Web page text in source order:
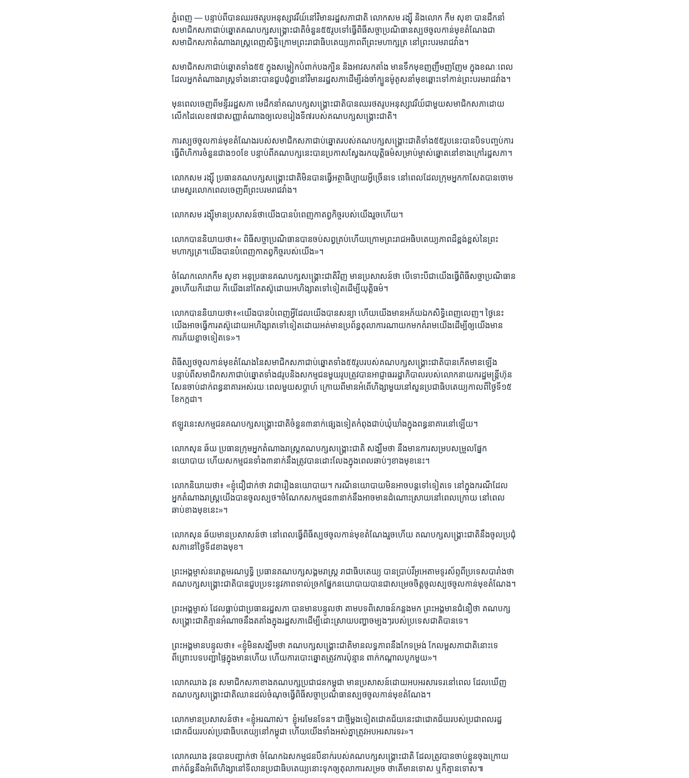
ភ្នំពេញ —បន្ទាប់​ពីបាន​ឈរ​ថត​រូប​អនុស្សាវរីយ៍នៅ​វិមាន​រដ្ឋ​សភាជាតិ​ លោកសម រង្ស៊ី​ និង​លោក ​កឹម សុខា​ បាន​ដឹក​នាំ​
សមាជិក​សភា​ជាប់​ឆ្នោត​គណបក្ស​សង្គ្រោះជាតិ​ចំនួន​៥៥​រូប​ទៅ​ធ្វើ​ពិធី​សច្ចាប្រណិធាន​ស្បថ​ចូល​កាន់​មុខ​តំណែង​ជា​
សមាជិក​សភា​តំណាង​រាស្ត្រ​ពេញ​សិទ្ធិក្រោម​ព្រះ​រាជា​ធិបតេយ្យ​ភាព​ពី​ព្រះ​មហា​ក្សត្រ​ នៅ​ព្រះ​បរម​រាជ​វាំង។
សមាជិក​សភា​ជាប់​ឆ្នោត​ទាំង​៥៥​ ក្នុង​សម្លៀក​បំពាក់​បង​ក្បិន​ និង​អាវ​ស​កតាំង​ មាន​ទឹក​មុខ​ញញឹម​ញញែម​ ក្នុង​ខណៈ​ពេល​
ដែល​អ្នក​តំណាង​រាស្ត្រ​ទាំង​នោះ​បាន​ជួប​ជុំ​គ្នា​នៅ​វិមាន​រដ្ឋសភា​ដើម្បី​រង់​ចាំ​ក្បួន​ម៉ូតូ​ស​នាំ​មុខ​ឆ្ពោះ​ទៅ​កាន់​ព្រះ​បរម​រាជ​វាំង។
មុន​ពេល​ចេញ​ពី​មន្ទីរ​រដ្ឋសភា​ ​មេដឹក​នាំ​គណបក្ស​សង្គ្រោះ​ជាតិ​បាន​ឈរ​ថត​រូប​អនុស្សាវរីយ៍ជាមួយ​សមាជិក​សភា​ដោយ​
លើក​ដៃ​លេខ​៧​ជា​សញ្ញា​តំណាង​ឲ្យលេខ​រៀង​ទី​៧​របស់​គណបក្ស​សង្គ្រោះជាតិ។​
ការ​ស្បថ​ចូល​កាន់​មុខ​តំណែង​របស់​សមាជិក​សភា​ជាប់​ឆ្នោត​របស់​គណបក្ស​សង្គ្រោះ​ជាតិ​ទាំង​៥៥​រូប​នេះ​បាន​បិទ​បញ្ចប់​ការ​
ធ្វើ​ពិហិការ​ចំនួន​ជាង​១០​ខែ​ ​បន្ទាប់​ពី​គណបក្ស​នេះ​បាន​ប្រកាស​ស្វែង​រក​យុត្តិ​ធម៌​សម្រាប់​ម្ចាស់ឆ្នោត​នៅ​ខាង​ក្រៅ​រដ្ឋ​សភា។​
លោក​សម រង្ស៊ី​ ប្រធាន​គណបក្ស​សង្គ្រោះជាតិ​មិន​បាន​ធ្វើ​អត្ថាធិប្បាយ​អ្វី​ច្រើន​ទេ​ នៅ​ពេល​ដែល​ក្រុម​អ្នក​កាសែត​បាន​ចោម​
រោម​សួរ​លោក​ពេល​ចេញ​ពី​ព្រះ​បរម​រាជ​វាំង។​
លោក​សម រង្ស៊ី​មាន​ប្រសាសន៍​ថា​យើង​បាន​បំពេញ​កាតព្វកិច្ច​របស់​យើង​រួច​ហើយ។
លោក​បាន​និយាយ​ថា៖«​ ពិធី​សច្ចា​ប្រណិធាន​បាន​ចប់​សព្វ​គ្រប់​ហើយ​ក្រោម​ព្រះ​រាជ​អធិបតេយ្យ​ភាព​ដ៏​ខ្ពង់​ខ្ពស់​នៃព្រះ​
មហាក្សត្រ។​យើង​បាន​បំពេញ​កាតព្វ​កិច្ច​របស់​យើង»។​
ចំណែក​លោក​កឹម សុខា​ អនុប្រធាន​គណបក្ស​សង្គ្រោះជាតិ​វិញ​ មាន​ប្រសាសន៍​ថា​ បើ​ទោះ​បី​ជាយើងធ្វើ​ពិធី​សច្ចា​ប្រណិធាន​
រួច​ហើយ​ក៏​ដោយ​ ក៏​យើង​នៅ​តែ​តស៊ូ​ដោយ​អហិង្សា​តទៅ​ទៀត​ដើម្បី​យុត្តិធម៌។​
លោក​បាន​និយាយ​ថា៖​«យើង​បាន​បំពេញ​អ្វី​ដែល​យើង​បាន​សន្យា ​ហើយ​យើង​មាន​អភ័យ​ឯក​សិទ្ធិពេញ​លេញ។​ ថ្ងៃ​នេះ​
យើង​អាច​ធ្វើ​ការ​តស៊ូ​ដោយ​អហិង្សា​ត​ទៅ​ទៀត​ដោយ​អត់​មាន​ប្រព័ន្ធតុលាការ​ណា​យក​មក​គំរាម​យើង​ដើម្បី​ឲ្យយើង​មាន​
ការភ័យ​ខ្លាច​ទៀត​ទេ»។​
ពិធី​ស្បថ​ចូល​កាន់​មុខ​តំណែង​នៃ​សមាជិក​សភា​ជាប់​ឆ្នោត​ទាំង​៥៥​រូប​របស់​គណបក្ស​សង្គ្រោះ​ជាតិ​បាន​កើត​មាន​ឡើង​
បន្ទាប់ពី​សមាជិក​សភា​ជាប់​ឆ្នោត​ទាំង​៨​រូប​និង​សកម្មជន​មួយ​រូប​ត្រូវ​បាន​អាជ្ញាធរ​រដ្ឋាភិបាល​របស់​លោក​នាយក​រដ្ឋមន្ត្រី​ហ៊ុន
សែន​ចាប់​ដាក់​ពន្ធនាគារ​អស់​រយៈពេល​មួយ​សប្តាហ៍​ ក្រោយ​ពីមាន​អំពើ​ហិង្សា​មួយ​នៅ​សួន​ប្រជា​ធិបតេយ្យ​កាល​ពី​ថ្ងៃទី​១៥​
ខែ​កក្កដា។​
ឥឡូវ​នេះ​សកម្មជន​គណបក្ស​សង្គ្រោះ​ជាតិ​ចំនួន​៣​នាក់​ផ្សេង​ទៀត​កំពុង​ជាប់ឃុំ​ឃាំង​ក្នុង​ពន្ធនាគារ​នៅ​ឡើយ។
លោក​សុន ឆ័យ​ ​ប្រធាន​ក្រុម​អ្នក​តំណាង​រាស្ត្រ​គណបក្ស​សង្គ្រោះជាតិ​ សង្ឃឹម​ថា ​នឹង​មាន​ការ​សម្រប​សម្រួល​ផ្នែក​
នយោបាយ​ ហើយ​សកម្មជន​ទាំង​៣​នាក់​នឹង​ត្រូវ​បាន​ដោះ​លែង​ក្នុង​ពេល​ឆាប់ៗ​ខាង​មុខ​នេះ។​
លោក​និយាយ​ថា៖​ «ខ្ញុំ​ជឿ​ជាក់​ថា​ វា​ជារឿង​នយោបាយ។​ ​ករណី​នយោបាយ​មិន​អាច​បន្ត​ទៅ​ទៀត​ទេ​ នៅ​ក្នុង​ករណី​ដែល​
អ្នក​តំណាង​រាស្ត្រ​យើង​បាន​ចូល​ស្បថ។ចំណែក​សកម្មជន​៣​នាក់នឹង​អាច​មាន​ដំណោះ​ស្រាយ​នៅ​ពេល​ក្រោយ​ នៅ​ពេល​
ឆាប់​ខាង​មុខ​នេះ»។​
លោក​សុន ឆ័យ​មាន​ប្រសាសន៍​ថា​ នៅ​ពេល​ធ្វើ​ពិធីស្បថ​ចូល​កាន់​មុខ​តំណែង​រួច​ហើយ​ គណបក្ស​សង្គ្រោះជាតិ​នឹង​ចូល​ប្រជុំ​
សភា​នៅ​ថ្ងៃ​ទី​៨​ខាង​មុខ។
ព្រះ​អង្គម្ចាស់នរោត្តម​រណឫទ្ធិ ប្រធាន​គណបក្ស​សង្គម​រាស្ត្រ​ រាជា​ធិបតេយ្យ​ បាន​ប្រាប់​វីអូអេ​តាម​ទូរស័ព្ទ​ពី​ប្រទេស​បារាំងថា ​
គណបក្ស​សង្គ្រោះជាតិ​បាន​ជួប​ប្រទះ​នូវ​ភាព​ទាល់​ច្រក​ផ្នែក​នយោ​បាយ​បាន​ជា​សម្រេច​ចិត្ត​ចូល​ស្បថ​ចូល​កាន់​មុខ​តំណែង។
ព្រះ​អង្គម្ចាស់​ ដែល​ធ្លាប់​ជា​ប្រធាន​រដ្ឋសភា​ បាន​មាន​បន្ទូល​ថា​ តាម​បទ​ពិសោធន៍​កន្លង​មក​ ព្រះ​អង្គ​មាន​ជំនឿ​ថា ​គណបក្ស​
សង្គ្រោះជាតិ​គ្មាន​អំណាច​នឹង​តតាំង​ក្នុង​រដ្ឋសភា​ដើម្បី​ដោះ​ស្រាយ​បញ្ហា​ចម្បងៗ​របស់​ប្រទេស​ជាតិ​បាន​ទេ។​
ព្រះ​អង្គមាន​បន្ទូល​ថា៖​ «ខ្ញុំ​មិន​សង្ឃឹម​ថា ​គណបក្ស​សង្គ្រោះជាតិ​មាន​លទ្ធភាព​នឹង​កែ​ទម្រង់ កែ​លម្អ​សភា​ជាតិ​នោះ​ទេ
ពីព្រោះ​បទ​បញ្ជា​ផ្ទៃ​ក្នុងមាន​ហើយ​ ហើយ​ការ​បោះ​ឆ្នោត​ត្រូវ​ការ​ប៉ុន្មាន ​ពាក់​កណ្តាល​បូក​មួយ»។​
លោក​ឈាង វុន ​សមាជិក​សភា​ខាង​គណបក្ស​ប្រជាជន​កម្ពុជា​ មាន​ប្រសាសន៍​ដោយ​អបអរសារទរ​នៅ​ពេល​ ដែលឃើញ
គណបក្ស​សង្គ្រោះជាតិ​ឈាន​ដល់​ចំណុចធ្វើ​ពិធី​សច្ចាប្រណិធាន​ស្បថ​ចូល​កាន់​មុខ​តំណែង។​
លោក​មាន​ប្រសាសន៍​ថា៖ ​«ខ្ញុំ​អរ​ណាស់។ ​ ខ្ញុំ​អរ​មែន​ទែន។​ ជាថ្មី​ម្តង​ទៀត​ជោគ​ជ័យ​នេះ​ជាជោគ​ជ័យ​របស់​ប្រជា​ពលរដ្ឋ​
ជោគ​ជ័យ​របស់​ប្រជា​ធិបតេយ្យ​នៅ​កម្ពុជា​ ហើយ​យើង​ទាំង​អស់​គ្នា​ត្រូវ​អប​អរ​សារទរ»។
លោក​ឈាង វុន​បាន​បញ្ជាក់​ថា​ ចំណែក​ឯ​សកម្ម​ជន​បី​នាក់​របស់​គណបក្ស​សង្គ្រោះ​ជាតិ​ ដែល​ត្រូវ​បាន​ចាប់​ខ្លួន​ចុង​ក្រោយ​
ពាក់ព័ន្ធនឹង​អំពើ​ហិង្សា​នៅ​ទីលាន​ប្រជាធិបតេយ្យ​នោះទុក​ឲ្យ​តុលាការ​សម្រច​ ថា​តើ​មាន​ទោស ​ឬ​ក៏​គ្មាន​ទោស៕